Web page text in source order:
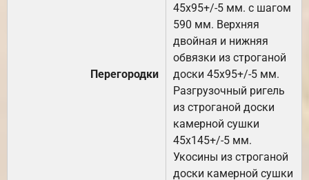
Перегородки
45х95+/-5 мм. с шагом
590 мм. Верхняя
двойная и нижняя
обвязки из строганой
доски 45х95+/-5 мм.
Разгрузочный ригель
из строганой доски
камерной сушки
45х145+/-5 мм.
Укосины из строганой
доски камерной сушки